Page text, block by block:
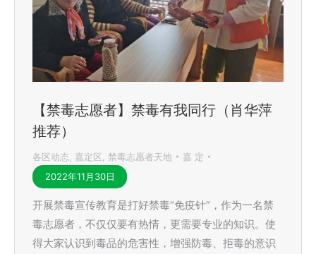
【禁毒志愿者】禁毒有我同行（肖华萍
推荐）
各区动态 嘉定区 禁毒志愿者天地
嘉 定
2022年11月30日
开展禁毒宣传教育是打好禁毒“免疫针”，作为一名禁
毒志愿者，不仅仅要有热情，更需要专业的知识。使
得大家认识到毒品的危害性，增强防毒、拒毒的意识